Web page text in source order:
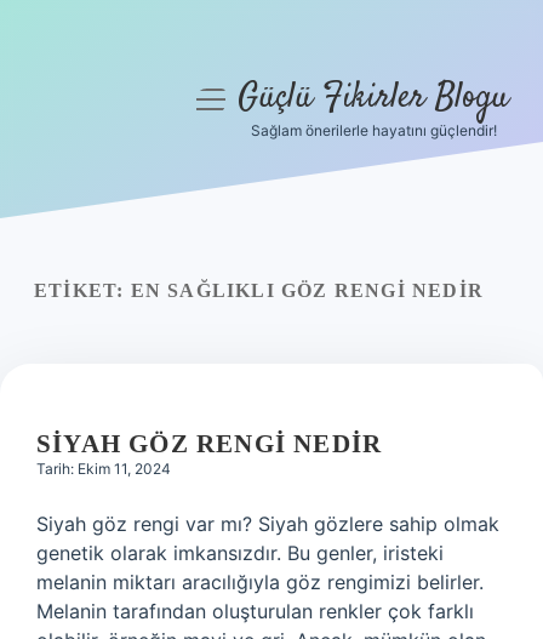
Yasal Uyarı
menüyüGüçlü Fikirler Blogu
Sağlam önerilerle hayatını güçlendir!
ETIKET: EN SAĞLIKLI GÖZ RENGI NEDIR
SIYAH GÖZ RENGI NEDIR
Tarih: Ekim 11, 2024
Siyah göz rengi var mı? Siyah gözlere sahip olmak
genetik olarak imkansızdır. Bu genler, iristeki
melanin miktarı aracılığıyla göz rengimizi belirler.
Melanin tarafından oluşturulan renkler çok farklı